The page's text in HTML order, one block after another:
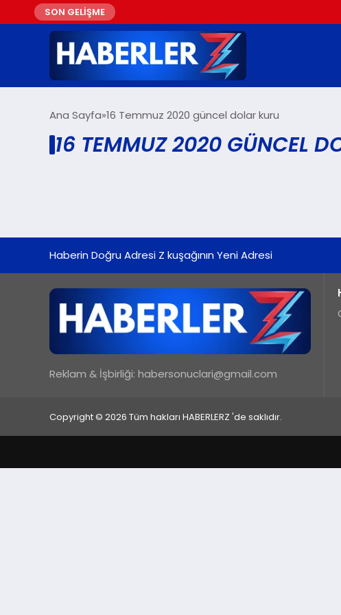
SON GELİŞME
Ana Sayfa 16 Temmuz 2020 güncel dolar kuru
16 TEMMUZ 2020 GÜNCEL
Haberin Doğru Adresi Z kuşağının Yeni Adresi
Reklam & İşbirliği: habersonuclari@gmail.com
Copyright © 2026 Tüm hakları HABERLERZ 'de saklıdır.